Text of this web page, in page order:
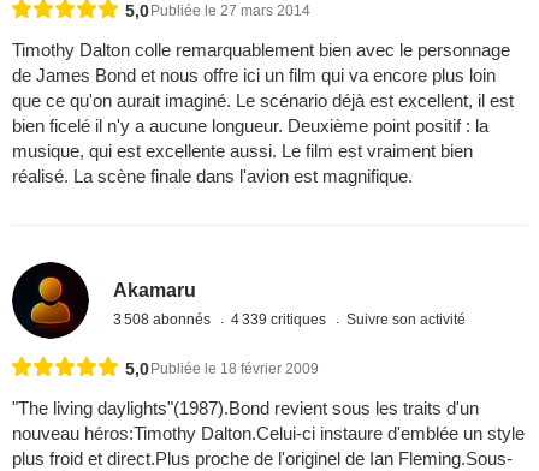
5,0 Publiée le 27 mars 2014
Timothy Dalton colle remarquablement bien avec le personnage
de James Bond et nous offre ici un film qui va encore plus loin
que ce qu'on aurait imaginé. Le scénario déjà est excellent, il est
bien ficelé il n'y a aucune longueur. Deuxième point positif : la
musique, qui est excellente aussi. Le film est vraiment bien
réalisé. La scène finale dans l'avion est magnifique.
Akamaru
3 508 abonnés 4 339 critiques Suivre son activité
5,0 Publiée le 18 février 2009
"The living daylights"(1987).Bond revient sous les traits d'un
nouveau héros:Timothy Dalton.Celui-ci instaure d'emblée un style
plus froid et direct.Plus proche de l'originel de Ian Fleming.Sous-